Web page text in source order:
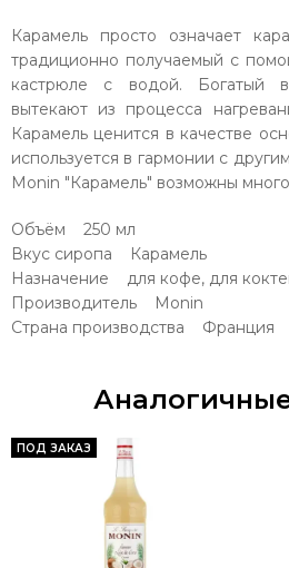
Карамель просто означает
традиционно получаемый с
кастрюле с водой. Богатый
вытекают из процесса
Карамель ценится в качестве
используется в гармонии с
Monin "Карамель" возможны
Объём 250 мл
Вкус сиропа Карамель
Назначение для кофе, для
Производитель Monin
Страна производства Франция
ПОД ЗАКАЗ